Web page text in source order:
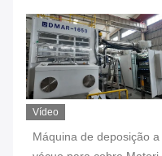
Vídeo
Máquina de deposição a